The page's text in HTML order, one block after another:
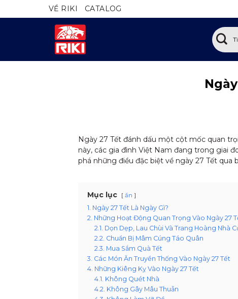
VỀ RIKI CATALOG
Tìm
kiếm:
Ngày 27 Tết đánh dấu một cột mốc quan
này, các gia đình Việt Nam đang trong giai
phá những điều đặc biệt về ngày 27 Tết qua
Mục lục ẩn
1. Ngày 27 Tết Là Ngày Gì?
2. Những Hoạt Động Quan Trọng Vào Ngày 27
2.1. Dọn Dẹp, Lau Chùi Và Trang Hoàng Nhà
2.2. Chuẩn Bị Mâm Cúng Táo Quân
2.3. Mua Sắm Quà Tết
3. Các Món Ăn Truyền Thống Vào Ngày 27 Tết
4. Những Kiêng Kỵ Vào Ngày 27 Tết
4.1. Không Quét Nhà
4.2. Không Gây Mâu Thuẫn